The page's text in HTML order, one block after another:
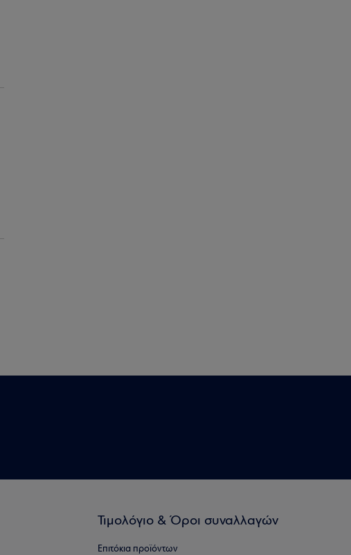
Τιμολόγιο & Όροι συναλλαγών
Επιτόκια προϊόντων